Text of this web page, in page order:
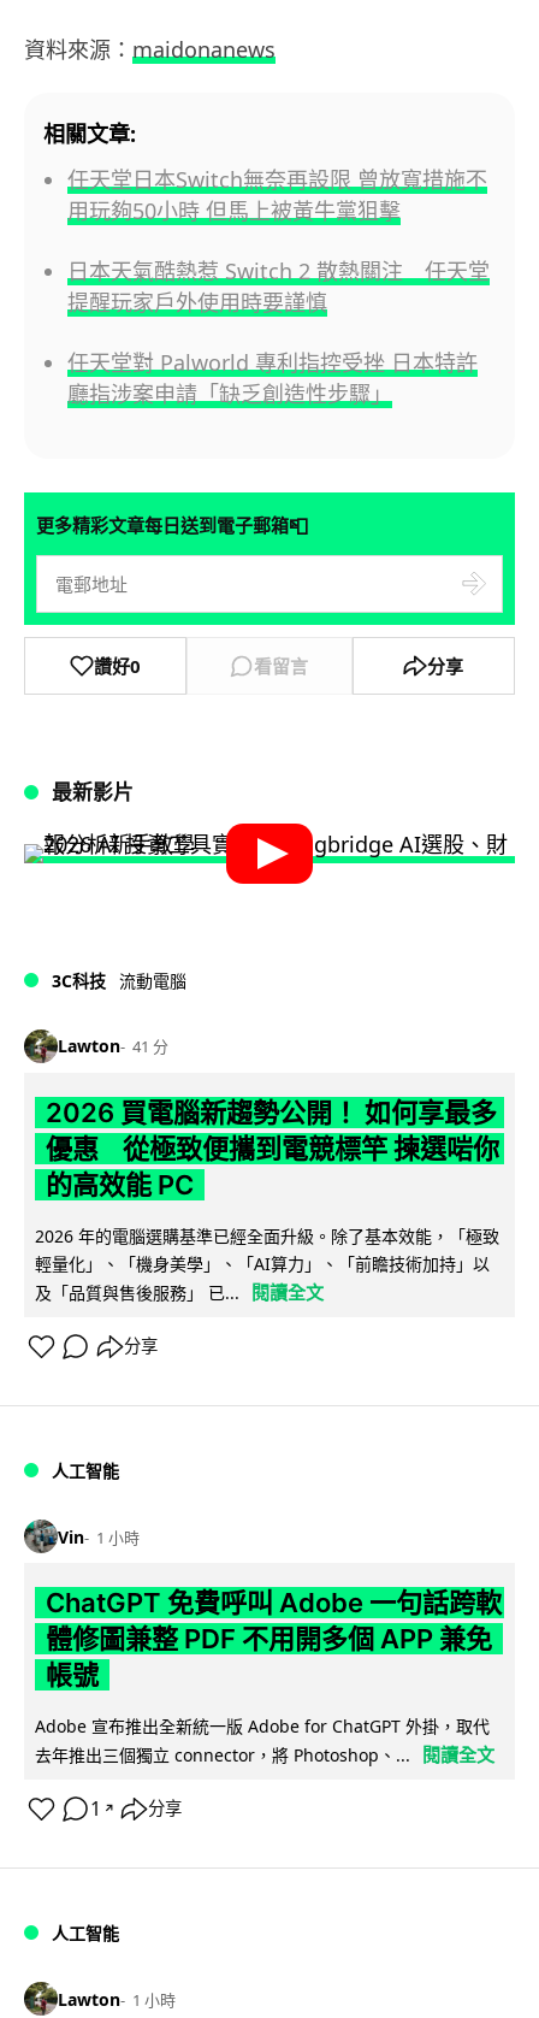
資料來源： maidonanews
相關文章:
任天堂日本Switch無奈再設限 曾放寬措施不
用玩夠50小時 但馬上被黃牛黨狙擊
日本天氣酷熱惹 Switch 2 散熱關注 任天堂
提醒玩家戶外使用時要謹慎
任天堂對 Palworld 專利指控受挫 日本特許
廳指涉案申請「缺乏創造性步驟」
更多精彩文章每日送到電子郵箱📮
讚好0 看留言 分享
最新影片
3C科技 流動電腦
Lawton 41 分
2026 買電腦新趨勢公開！ 如何享最多
優惠 從極致便攜到電競標竿 揀選啱你
的高效能 PC
2026 年的電腦選購基準已經全面升級。除了基本效能，「極致
輕量化」、「機身美學」、「AI算力」、「前瞻技術加持」以
及「品質與售後服務」 已...
閱讀全文
分享
人工智能
Vin 1 小時
ChatGPT 免費呼叫 Adobe 一句話跨軟
體修圖兼整 PDF 不用開多個 APP 兼免
帳號
Adobe 宣布推出全新統一版 Adobe for ChatGPT 外掛，取代
去年推出三個獨立 connector，將 Photoshop、...
閱讀全文
1 ↗ 分享
人工智能
Lawton 1 小時